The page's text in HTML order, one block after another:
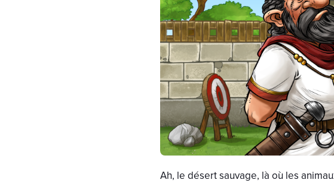
Ah, le désert sauvage, là où les